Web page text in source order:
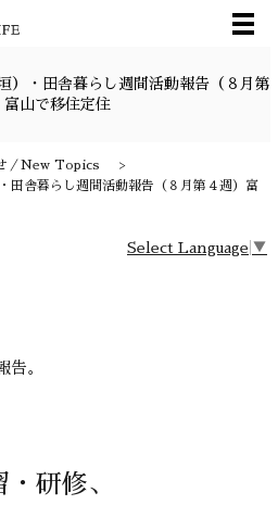
メ
）・田舎暮らし週間活動報告（８月第
富山で移住定住
／New Topics
田舎暮らし週間活動報告（８月第４週）富
Select Language ▼
告。
・研修、